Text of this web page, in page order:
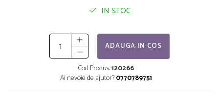
IN STOC
ADAUGA IN COS
Cod Produs:120266
Ai nevoie de ajutor?0770789751